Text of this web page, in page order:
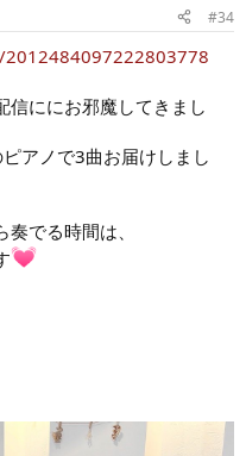
#34
信ににお邪魔してきまし
アノで3曲お届けしまし
でる時間は、